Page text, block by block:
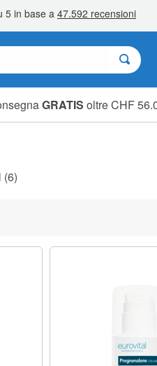
GRATIS oltre CHF
in offerta
(6)